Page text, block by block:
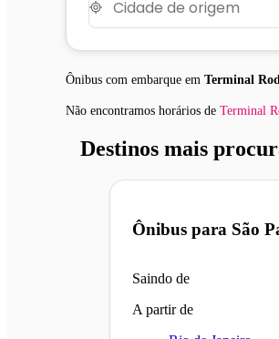
Ônibus com embarque em Terminal
Não encontramos horários de Terminal
Destinos mais
Ônibus para São
Saindo de
A partir de